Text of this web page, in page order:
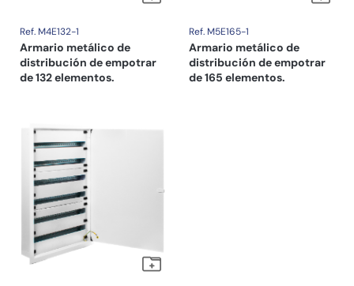
Ref. M4E132-1
Armario metálico de
distribución de empotrar
de 132 elementos.
Ref. M5E165-1
Armario metálico de
distribución de empotrar
de 165 elementos.